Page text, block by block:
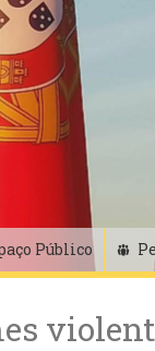
Público